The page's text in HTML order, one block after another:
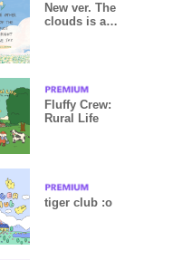
New ver. The
clouds is a
Fluffy Crew:
Rural Life
tiger club :o